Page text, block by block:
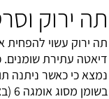
תה ירוק
תה ירוק עשוי להפחית
נמצא כי כאשר ניתנה